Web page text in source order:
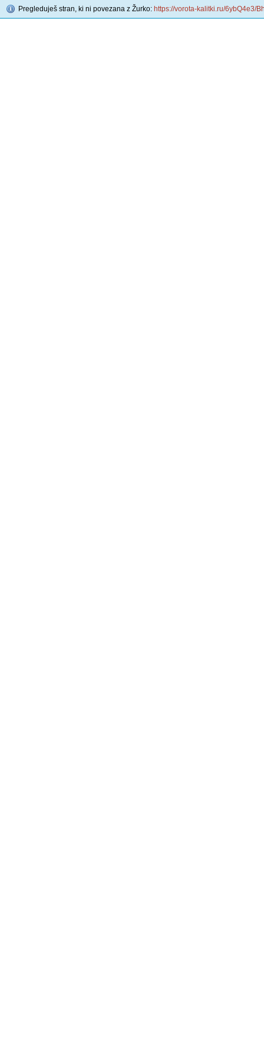
Pregleduješ stran, ki ni povezana z Žurko: https://vorota-kalitki.ru/6ybQ4e3/